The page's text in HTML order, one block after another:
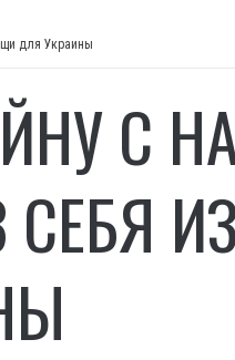
для Украины
С